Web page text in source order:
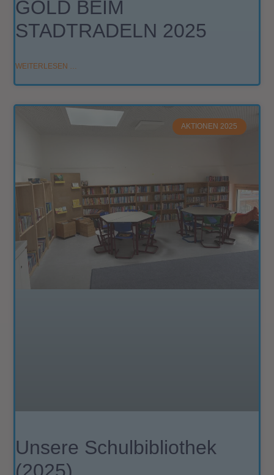
GOLD BEIM
STADTRADELN 2025
WEITERLESEN …
AKTIONEN 2025
Unsere Schulbibliothek
(2025)